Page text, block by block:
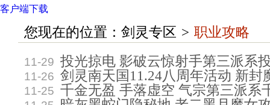
客户端下载
您现在的位置： 剑灵专区 > 职业攻略
11-29 投光掠电 影破云惊射手第三派系
11-26 剑灵南天国11.24八周年活动 新封
11-25 千金无盈 手落虚空 气宗第三派系